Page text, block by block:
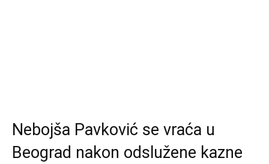
Nebojša Pavković se vraća u
Beograd nakon odslužene kazne